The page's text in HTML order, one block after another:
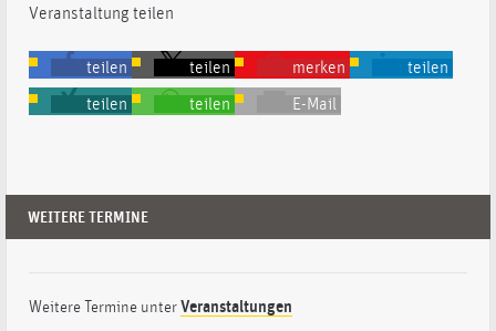
Veranstaltung teilen
teilen teilen merken teilen
teilen teilen E-Mail
WEITERE TERMINE
Weitere Termine unter Veranstaltungen